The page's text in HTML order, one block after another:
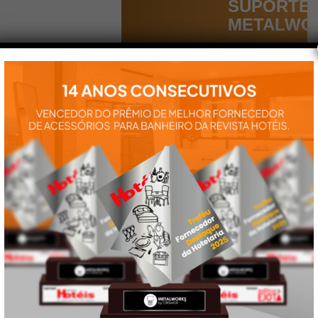
SUPORTE
Aqui você
encontra tudo
instalação e
nossos
produtos:
manuais,
vídeos,
catálogos e
tudo mais que
precisa.
VEJA
TAMBÉM